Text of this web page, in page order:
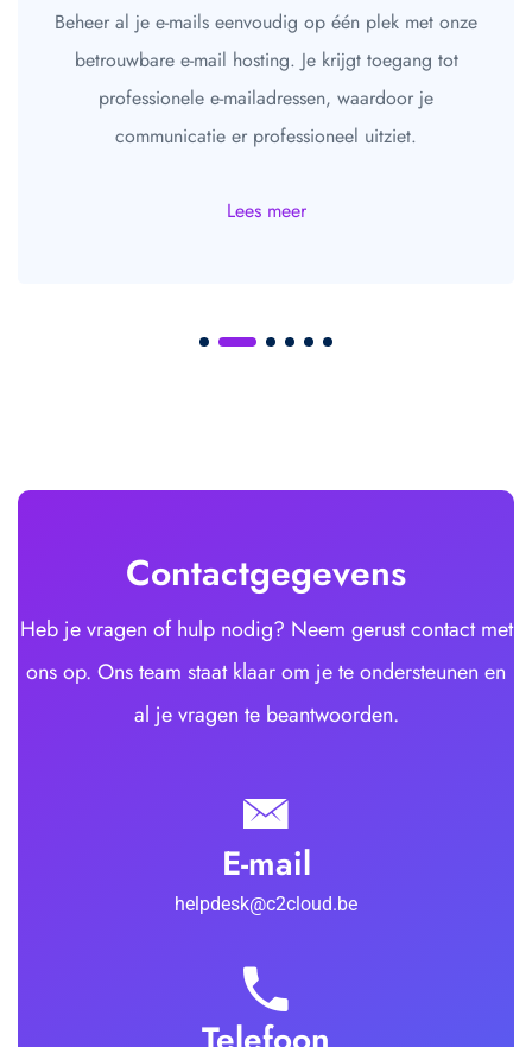
Beheer al je e-mails eenvoudig op één plek met onze
betrouwbare e-mail hosting. Je krijgt toegang tot
professionele e-mailadressen, waardoor je
communicatie er professioneel uitziet.
Lees meer
Contactgegevens
Heb je vragen of hulp nodig? Neem gerust contact met
ons op. Ons team staat klaar om je te ondersteunen en
al je vragen te beantwoorden.
E-mail
helpdesk@c2cloud.be